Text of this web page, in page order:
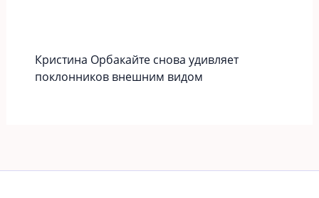
Кристина Орбакайте снова удивляет
поклонников внешним видом